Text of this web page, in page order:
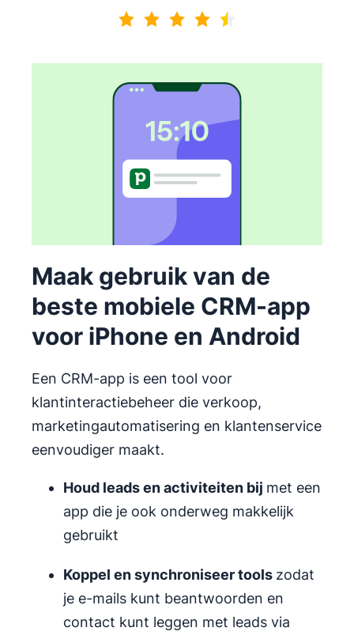
Maak gebruik van de
beste mobiele CRM-app
voor iPhone en Android
Een CRM-app is een tool voor
klantinteractiebeheer die verkoop,
marketingautomatisering en klantenservice
eenvoudiger maakt.
Houd leads en activiteiten bij met een
app die je ook onderweg makkelijk
gebruikt
Koppel en synchroniseer tools zodat
je e-mails kunt beantwoorden en
contact kunt leggen met leads via